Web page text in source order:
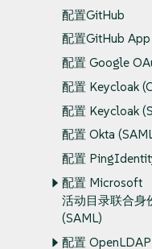
配置GitHub
配置GitHub App
配置 Google
配置 Keycloak
配置 Keycloak
配置 Okta
配置
配置 Microsoft
活动目录联合身
(SAML)
配置 OpenLDAP